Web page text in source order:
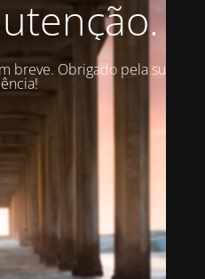
breve. Obrigado pela sua